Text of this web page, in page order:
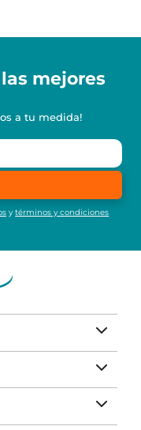
las mejores
a tu medida!
ytérminos y condiciones